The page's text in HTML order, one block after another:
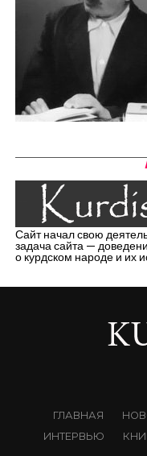
Сайт начал свою
задача сайта —
о курдском народе и их
ГЛАВНАЯ
ИНТЕРВЬЮ